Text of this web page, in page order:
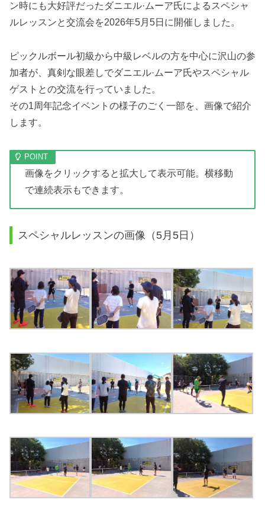
ン時にも大好評だったダニエル·ムーア氏によるスペシャ
ルレッスンと交流会を2026年5月5日に開催しました。
ピックルボール初級から中級レベルの方を中心に沢山の参
加者が、真剣な眼差しでダニエル·ムーア氏やスペシャル
ゲストとの交流を行っていました。
その1周年記念イベントの様子のごく一部を、画像で紹介
します。
画像をクリックすると拡大して表示可能。横移動
で連続表示もできます。
スペシャルレッスンの画像（5月5日）